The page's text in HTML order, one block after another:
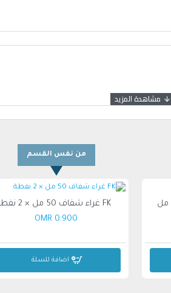
من نفس القسم
FK غراء شفاف 50 مل × 2 نفطة
0.900 OMR
اضافة للسلة